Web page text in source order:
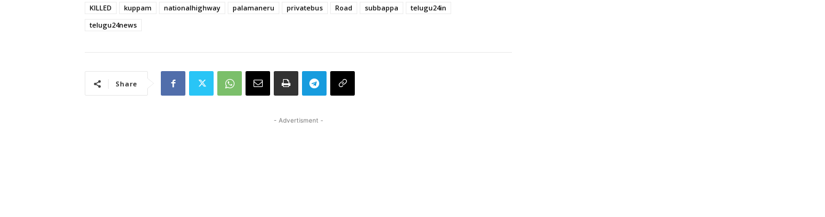
KILLED
kuppam nationalhighway palamaneru privatebus Road subbappa
telugu24in
telugu24news
Share
- Advertisment -